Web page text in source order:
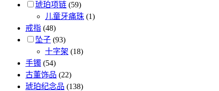
琥珀项链 (59)
儿童牙痛珠 (1)
戒指 (48)
坠子 (93)
十字架 (18)
手镯 (54)
古董饰品 (22)
琥珀纪念品 (138)